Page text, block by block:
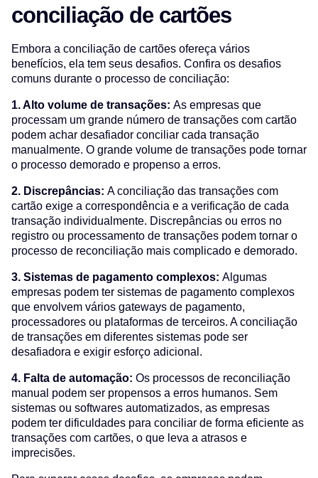
conciliação de cartões
Embora a conciliação de cartões ofereça vários
benefícios, ela tem seus desafios. Confira os desafios
comuns durante o processo de conciliação:
1. Alto volume de transações: As empresas que
processam um grande número de transações com cartão
podem achar desafiador conciliar cada transação
manualmente. O grande volume de transações pode tornar
o processo demorado e propenso a erros.
2. Discrepâncias: A conciliação das transações com
cartão exige a correspondência e a verificação de cada
transação individualmente. Discrepâncias ou erros no
registro ou processamento de transações podem tornar o
processo de reconciliação mais complicado e demorado.
3. Sistemas de pagamento complexos: Algumas
empresas podem ter sistemas de pagamento complexos
que envolvem vários gateways de pagamento,
processadores ou plataformas de terceiros. A conciliação
de transações em diferentes sistemas pode ser
desafiadora e exigir esforço adicional.
4. Falta de automação: Os processos de reconciliação
manual podem ser propensos a erros humanos. Sem
sistemas ou softwares automatizados, as empresas
podem ter dificuldades para conciliar de forma eficiente as
transações com cartões, o que leva a atrasos e
imprecisões.